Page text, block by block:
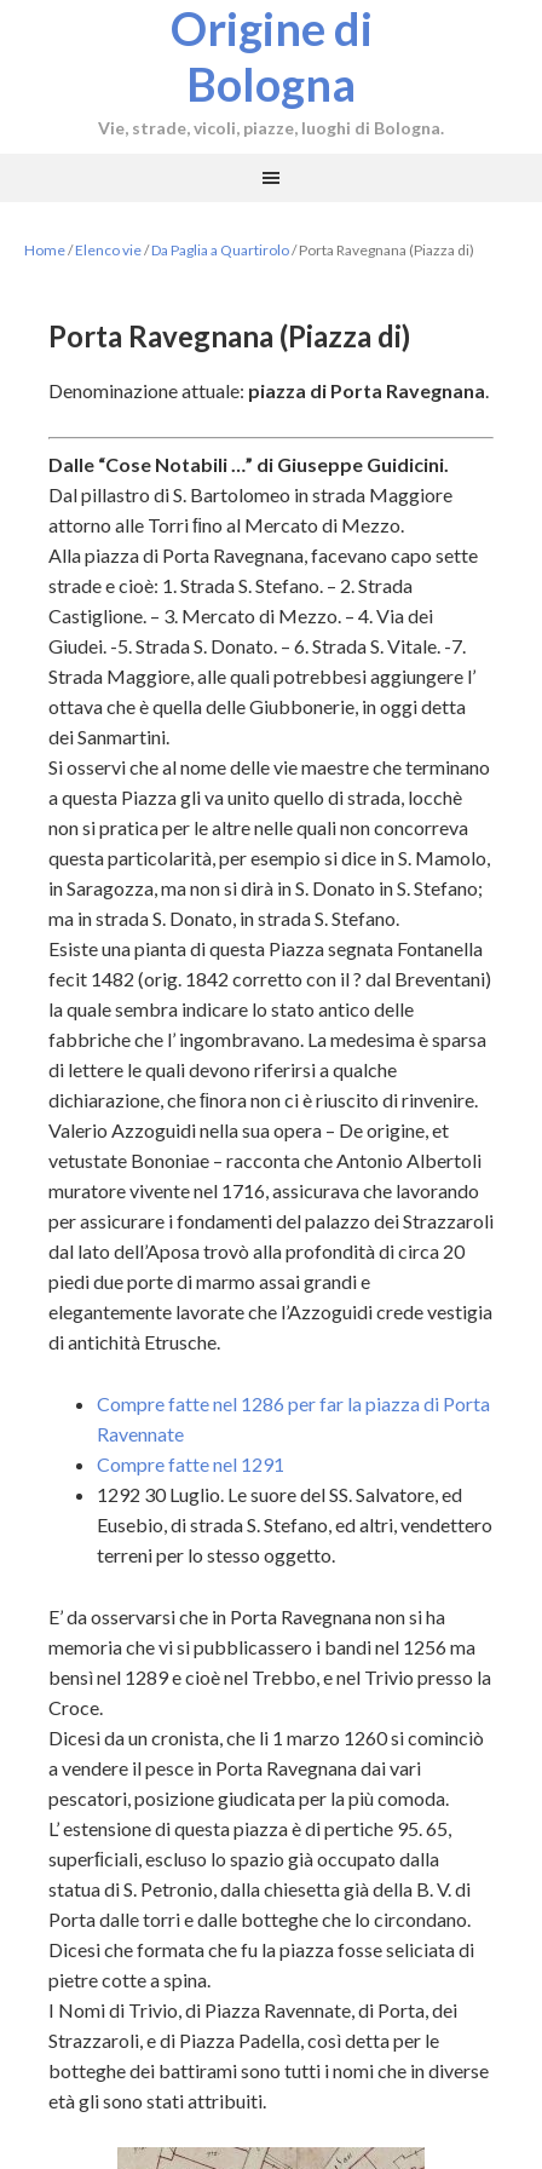
Origine di
Bologna
Vie, strade, vicoli, piazze, luoghi di Bologna.
Home/Elenco vie/Da Paglia a Quartirolo/Porta Ravegnana (Piazza di)
Porta Ravegnana (Piazza di)
Denominazione attuale: piazza di Porta Ravegnana.
Dalle “Cose Notabili …” di Giuseppe Guidicini.
Dal pillastro di S. Bartolomeo in strada Maggiore
attorno alle Torri ﬁno al Mercato di Mezzo.
Alla piazza di Porta Ravegnana, facevano capo sette
strade e cioè: 1. Strada S. Stefano. – 2. Strada
Castiglione. – 3. Mercato di Mezzo. – 4. Via dei
Giudei. -5. Strada S. Donato. – 6. Strada S. Vitale. -7.
Strada Maggiore, alle quali potrebbesi aggiungere l’
ottava che è quella delle Giubbonerie, in oggi detta
dei Sanmartini.
Si osservi che al nome delle vie maestre che terminano
a questa Piazza gli va unito quello di strada, locchè
non si pratica per le altre nelle quali non concorreva
questa particolarità, per esempio si dice in S. Mamolo,
in Saragozza, ma non si dirà in S. Donato in S. Stefano;
ma in strada S. Donato, in strada S. Stefano.
Esiste una pianta di questa Piazza segnata Fontanella
fecit 1482 (orig. 1842 corretto con il ? dal Breventani)
la quale sembra indicare lo stato antico delle
fabbriche che l’ ingombravano. La medesima è sparsa
di lettere le quali devono riferirsi a qualche
dichiarazione, che ﬁnora non ci è riuscito di rinvenire.
Valerio Azzoguidi nella sua opera – De origine, et
vetustate Bononiae – racconta che Antonio Albertoli
muratore vivente nel 1716, assicurava che lavorando
per assicurare i fondamenti del palazzo dei Strazzaroli
dal lato dell’Aposa trovò alla profondità di circa 20
piedi due porte di marmo assai grandi e
elegantemente lavorate che l’Azzoguidi crede vestigia
di antichità Etrusche.
Compre fatte nel 1286 per far la piazza di Porta
Ravennate
Compre fatte nel 1291
1292 30 Luglio. Le suore del SS. Salvatore, ed
Eusebio, di strada S. Stefano, ed altri, vendettero
terreni per lo stesso oggetto.
E’ da osservarsi che in Porta Ravegnana non si ha
memoria che vi si pubblicassero i bandi nel 1256 ma
bensì nel 1289 e cioè nel Trebbo, e nel Trivio presso la
Croce.
Dicesi da un cronista, che li 1 marzo 1260 si cominciò
a vendere il pesce in Porta Ravegnana dai vari
pescatori, posizione giudicata per la più comoda.
L’ estensione di questa piazza è di pertiche 95. 65,
superﬁciali, escluso lo spazio già occupato dalla
statua di S. Petronio, dalla chiesetta già della B. V. di
Porta dalle torri e dalle botteghe che lo circondano.
Dicesi che formata che fu la piazza fosse seliciata di
pietre cotte a spina.
I Nomi di Trivio, di Piazza Ravennate, di Porta, dei
Strazzaroli, e di Piazza Padella, così detta per le
botteghe dei battirami sono tutti i nomi che in diverse
età gli sono stati attribuiti.